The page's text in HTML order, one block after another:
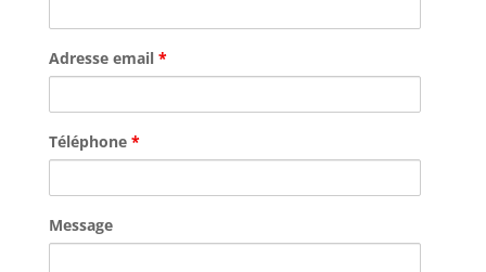
Adresse email *
Téléphone *
Message